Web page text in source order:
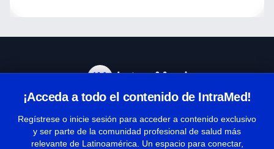
¡Acceda a todo el contenido de IntraMed!
Regístrese o inicie sesión para acceder a contenido exclusivo
y ser parte de la comunidad profesional de salud más
relevante de Latinoamérica. Un espacio para conectar,